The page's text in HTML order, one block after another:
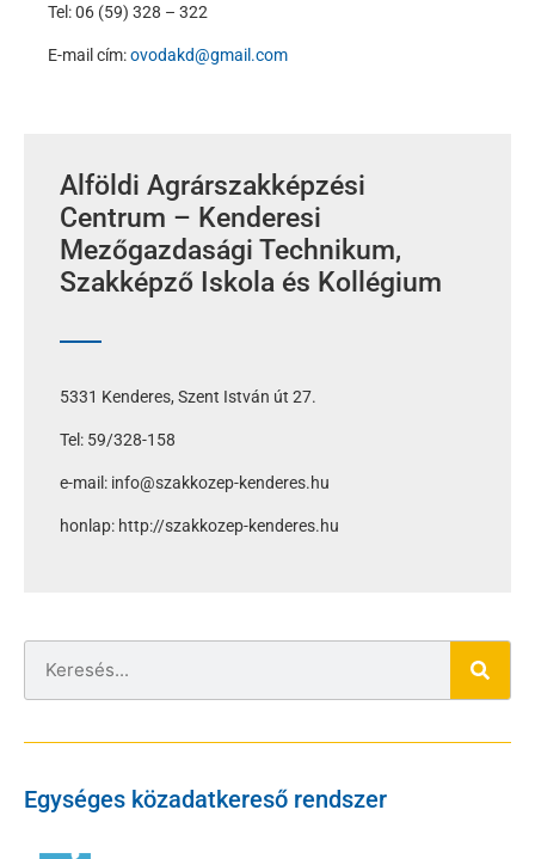
Tel: 06 (59) 328 – 322
E-mail cím:ovodakd@gmail.com
Alföldi Agrárszakképzési
Centrum – Kenderesi
Mezőgazdasági Technikum,
Szakképző Iskola és Kollégium
5331 Kenderes, Szent István út 27.
Tel: 59/328-158
e-mail: info@szakkozep-kenderes.hu
honlap: http://szakkozep-kenderes.hu
Egységes közadatkereső rendszer